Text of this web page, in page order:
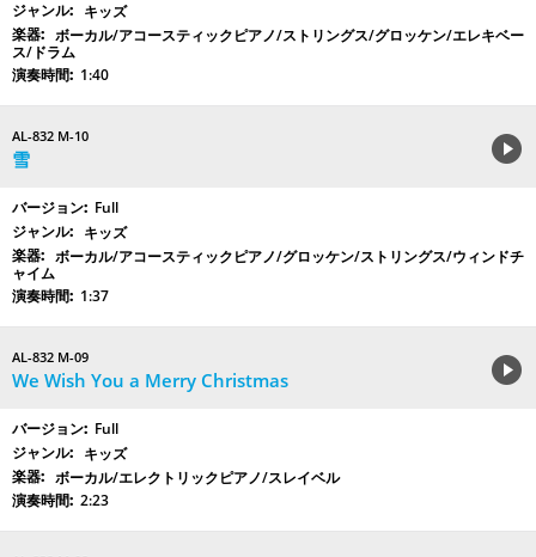
キッズ
ボーカル/アコースティックピアノ/ストリングス/グロッケン/エレキベー
ス/ドラム
1:40
AL-832 M-10
雪
Full
キッズ
ボーカル/アコースティックピアノ/グロッケン/ストリングス/ウィンドチ
ャイム
1:37
AL-832 M-09
We Wish You a Merry Christmas
Full
キッズ
ボーカル/エレクトリックピアノ/スレイベル
2:23